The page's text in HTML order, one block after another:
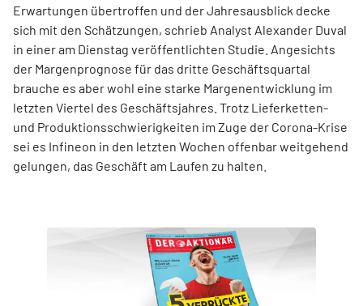
Erwartungen übertroffen und der Jahresausblick decke
sich mit den Schätzungen, schrieb Analyst Alexander Duval
in einer am Dienstag veröffentlichten Studie. Angesichts
der Margenprognose für das dritte Geschäftsquartal
brauche es aber wohl eine starke Margenentwicklung im
letzten Viertel des Geschäftsjahres. Trotz Lieferketten-
und Produktionsschwierigkeiten im Zuge der Corona-Krise
sei es Infineon in den letzten Wochen offenbar weitgehend
gelungen, das Geschäft am Laufen zu halten.